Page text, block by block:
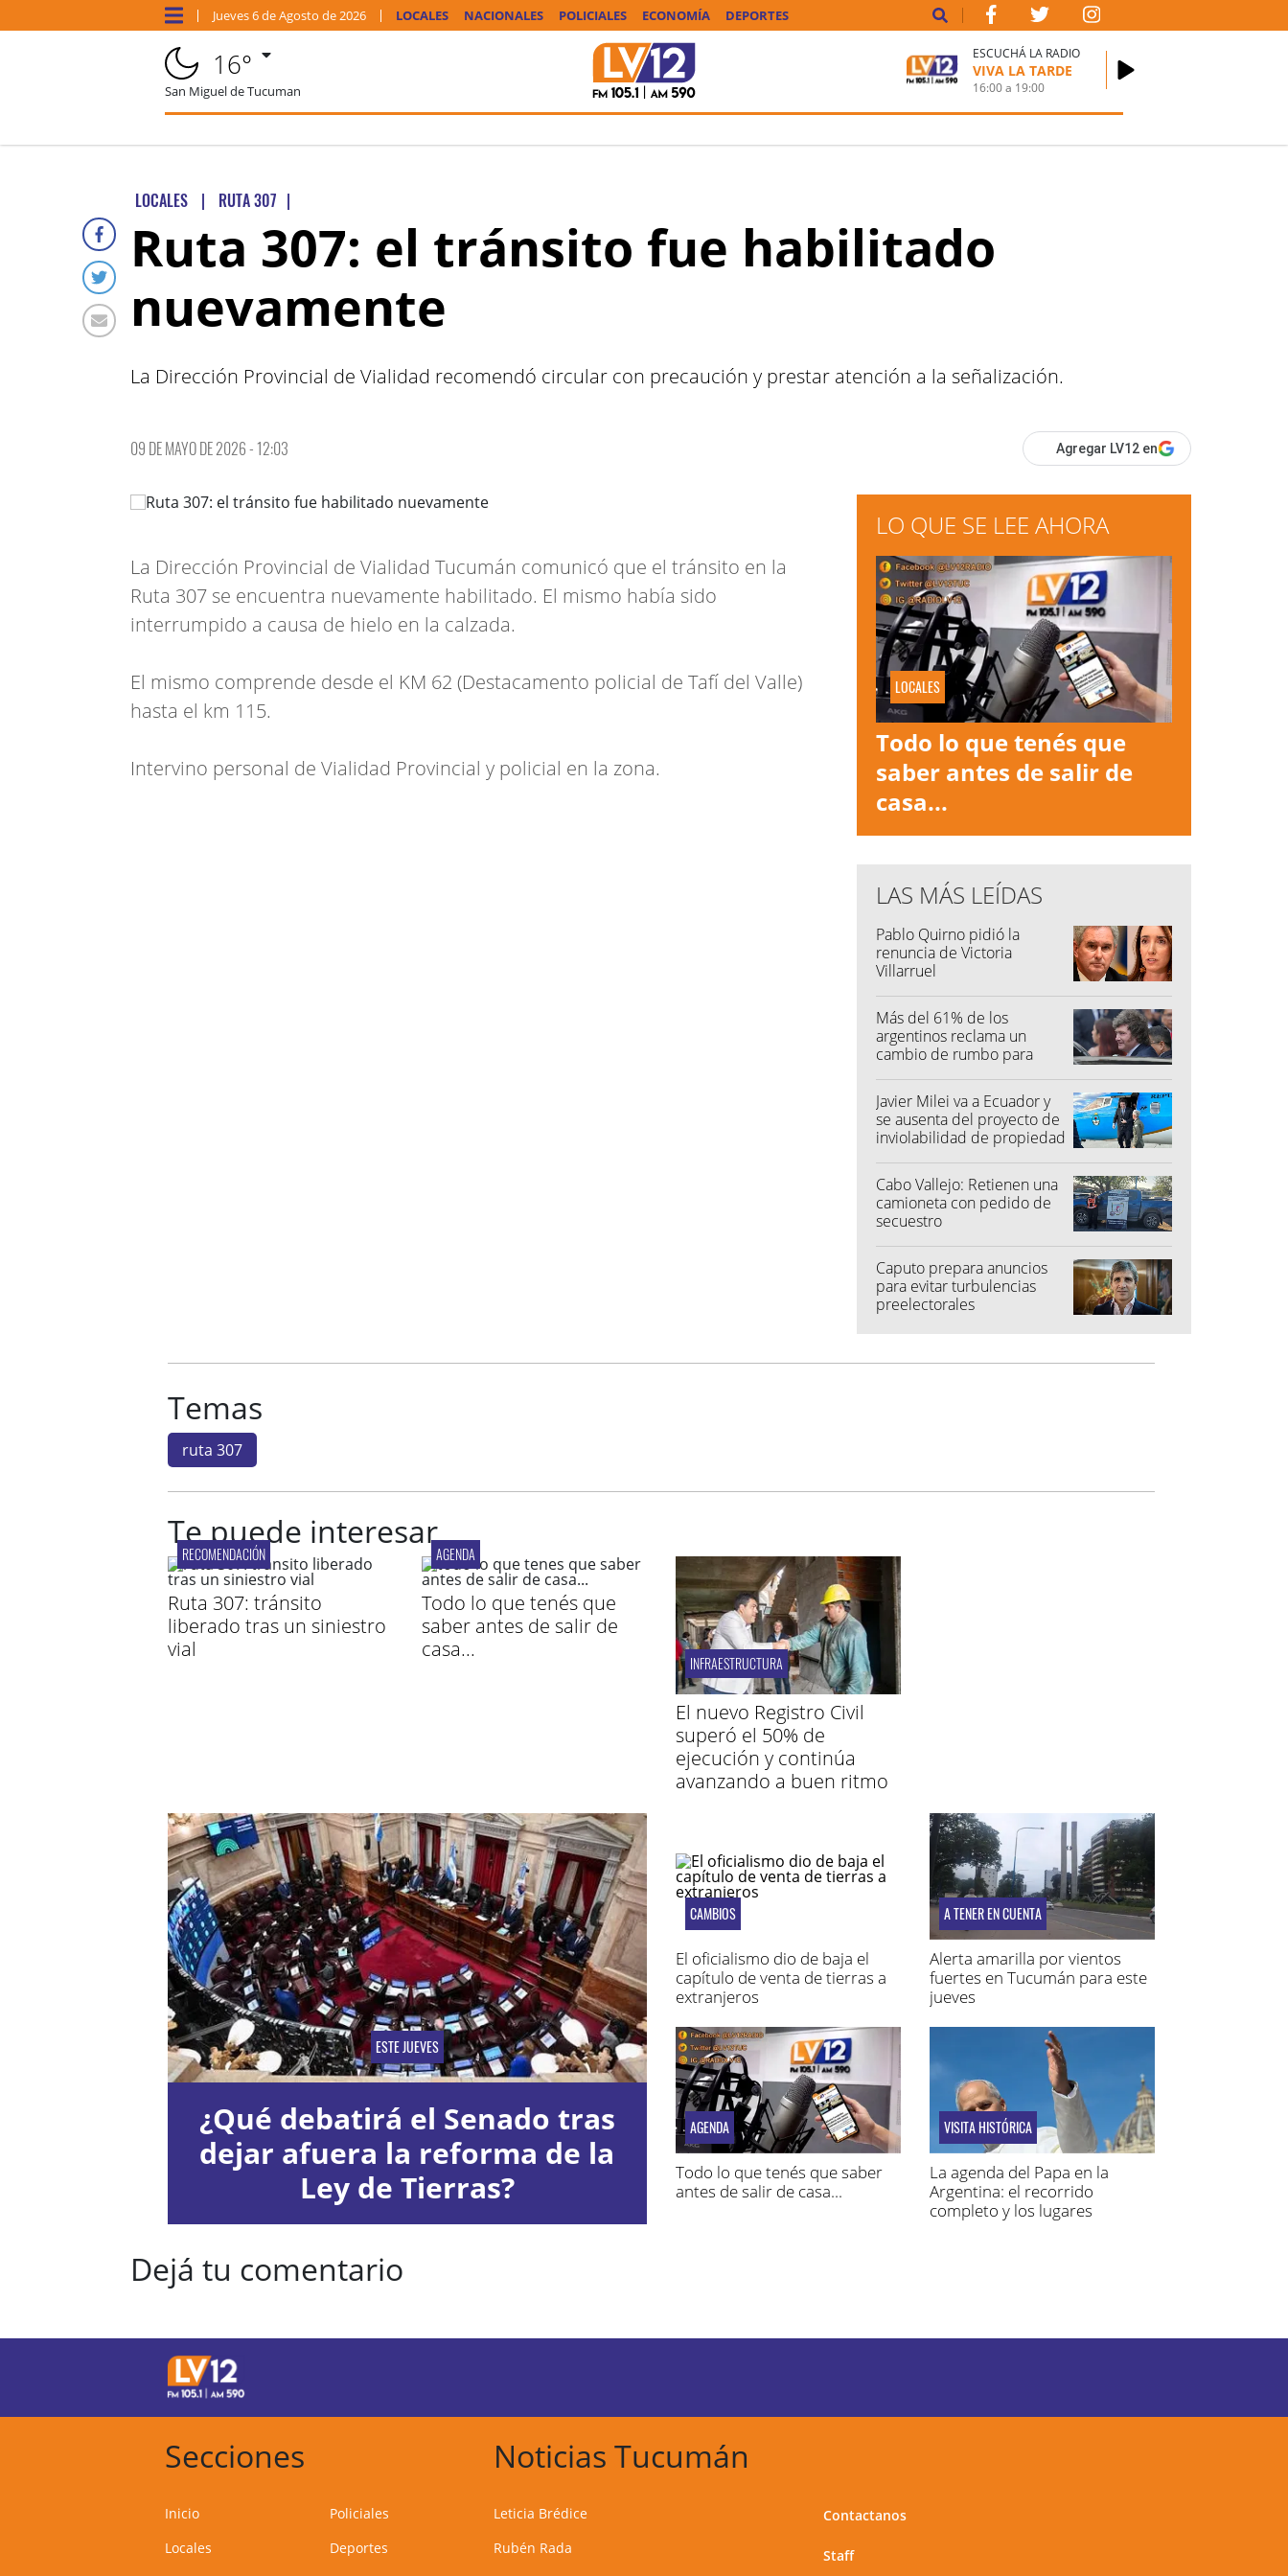
Jueves6 deAgosto de 2026 LOCALES NACIONALES POLICIALES ECONOMÍA DEPORTES
16°
San Miguel de Tucuman
ESCUCHÁ LA RADIO
VIVA LA TARDE
16:00a 19:00
LOCALES | RUTA 307 |
Ruta 307: el tránsito fue habilitado
nuevamente
La Dirección Provincial de Vialidad recomendó circular con precaución y prestar atención a la señalización.
09 DE MAYO DE 2026 - 12:03 Agregar LV12 en
La Dirección Provincial de Vialidad Tucumán comunicó que el tránsito en la
Ruta 307 se encuentra nuevamente habilitado. El mismo había sido
interrumpido a causa de hielo en la calzada.
El mismo comprende desde el KM 62 (Destacamento policial de Tafí del Valle)
hasta el km 115.
Intervino personal de Vialidad Provincial y policial en la zona.
LO QUE SE LEE AHORA
LOCALES
Todo lo que tenés que
saber antes de salir de
casa...
LAS MÁS LEÍDAS
Pablo Quirno pidió la
renuncia de Victoria
Villarruel
Más del 61% de los
argentinos reclama un
cambio de rumbo para
Javier Milei va a Ecuador y
se ausenta del proyecto de
inviolabilidad de propiedad
Cabo Vallejo: Retienen una
camioneta con pedido de
secuestro
Caputo prepara anuncios
para evitar turbulencias
preelectorales
Temas
ruta 307
Te puede interesar
RECOMENDACIÓN
Ruta 307: tránsito
liberado tras un siniestro
vial
AGENDA
Todo lo que tenés que
saber antes de salir de
casa...
INFRAESTRUCTURA
El nuevo Registro Civil
superó el 50% de
ejecución y continúa
avanzando a buen ritmo
ESTE JUEVES
¿Qué debatirá el Senado tras
dejar afuera la reforma de la
Ley de Tierras?
CAMBIOS
El oficialismo dio de baja el
capítulo de venta de tierras a
extranjeros
A TENER EN CUENTA
Alerta amarilla por vientos
fuertes en Tucumán para este
jueves
AGENDA
Todo lo que tenés que saber
antes de salir de casa...
VISITA HISTÓRICA
La agenda del Papa en la
Argentina: el recorrido
completo y los lugares
Dejá tu comentario
Secciones
Inicio
Locales
Policiales
Deportes
Noticias Tucumán
Leticia Brédice
Rubén Rada
Contactanos
Staff